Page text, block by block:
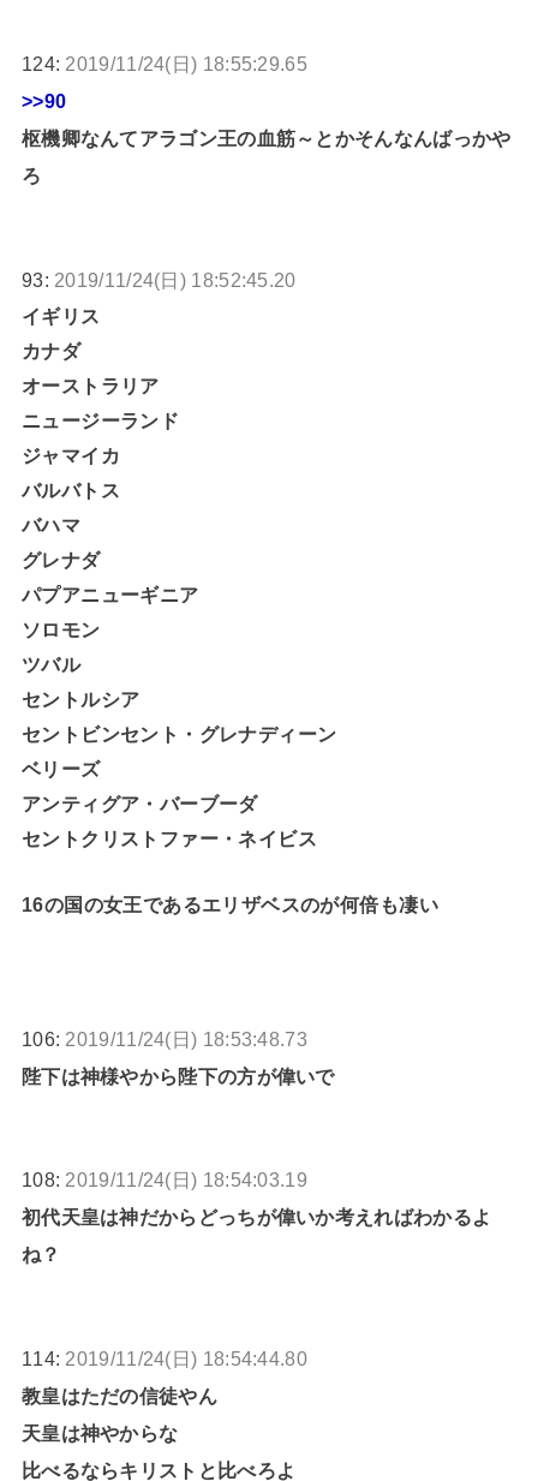
124: 2019/11/24(日) 18:55:29.65
>>90
枢機卿なんてアラゴン王の血筋～とかそんなんばっかや
ろ
93: 2019/11/24(日) 18:52:45.20
イギリス
カナダ
オーストラリア
ニュージーランド
ジャマイカ
バルバトス
バハマ
グレナダ
パプアニューギニア
ソロモン
ツバル
セントルシア
セントビンセント・グレナディーン
ベリーズ
アンティグア・バーブーダ
セントクリストファー・ネイビス
16の国の女王であるエリザベスのが何倍も凄い
106: 2019/11/24(日) 18:53:48.73
陛下は神様やから陛下の方が偉いで
108: 2019/11/24(日) 18:54:03.19
初代天皇は神だからどっちが偉いか考えればわかるよ
ね？
114: 2019/11/24(日) 18:54:44.80
教皇はただの信徒やん
天皇は神やからな
比べるならキリストと比べろよ